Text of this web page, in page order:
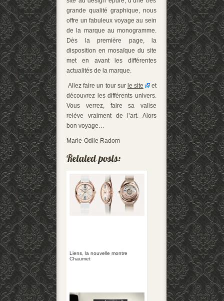
grande qualité graphique, nous
offre un fabuleux voyage au sein
de la marque au monogramme.
Dès la première page, la
disposition en mosaïque du site
met en avant les différentes
actualités de la marque.
Allez faire un tour sur le site
et
découvrez les différents univers.
Vous verrez, faire sa valise
relève vraiment de l’art. Alors
bon voyage…
Marie-Odile Radom
Liens, la nouvelle montre
Chaumet